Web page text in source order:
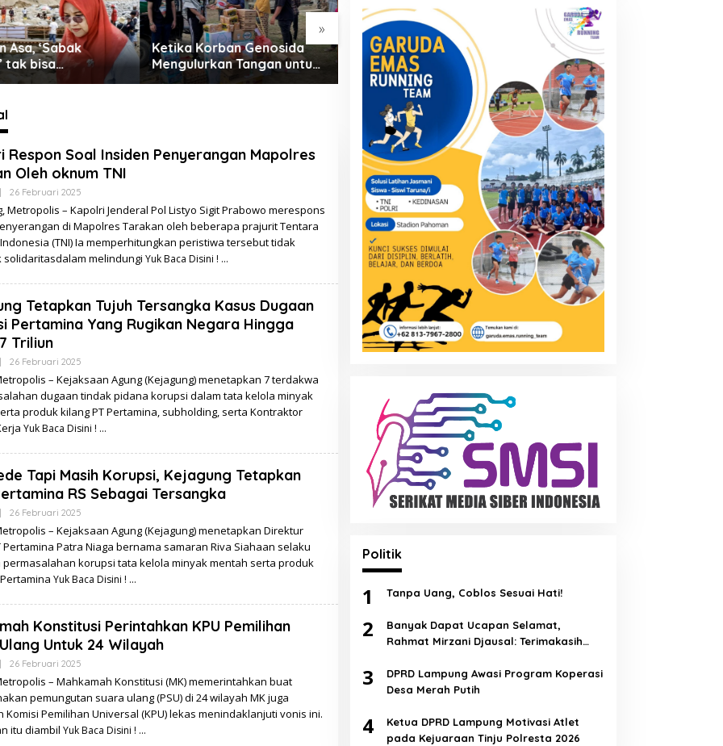
»
Genosida
Tangan untuk
BPJS, Rohan, dan Rojali:
Opera Sunyi di Negeri yang
Ramai Tapi Sepi
Pentingnya Pembentukan
Karakter Generasi di Era
VUCA
Transaksi Crypto Currency:
Siapkah Negara ini ?
Respon Soal Insiden Penyerangan Mapolres
Oleh oknum TNI
| 26 Februari 2025Oleh
Metropolis – Kapolri Jenderal Pol Listyo Sigit Prabowo merespons
di Mapolres Tarakan oleh beberapa prajurit Tentara
(TNI) Ia memperhitungkan peristiwa tersebut tidak
solidaritasdalam melindungi Yuk Baca Disini !
Tetapkan Tujuh Tersangka Kasus Dugaan
Pertamina Yang Rugikan Negara Hingga
Triliun
| 26 Februari 2025Oleh
– Kejaksaan Agung (Kejagung) menetapkan 7 terdakwa
dugaan tindak pidana korupsi dalam tata kelola minyak
produk kilang PT Pertamina, subholding, serta Kontraktor
Yuk Baca Disini !
Tapi Masih Korupsi, Kejagung Tetapkan
RS Sebagai Tersangka
| 26 Februari 2025Oleh
– Kejaksaan Agung (Kejagung) menetapkan Direktur
Pertamina Patra Niaga bernama samaran Riva Siahaan selaku
korupsi tata kelola minyak mentah serta produk
Yuk Baca Disini !
Konstitusi Perintahkan KPU Pemilihan
Untuk 24 Wilayah
| 26 Februari 2025Oleh
– Mahkamah Konstitusi (MK) memerintahkan buat
pemungutan suara ulang (PSU) di 24 wilayah MK juga
Komisi Pemilihan Universal (KPU) lekas menindaklanjuti vonis ini.
itu diambil Yuk Baca Disini !
Politik
1 Tanpa Uang, Coblos Sesuai Hati!
2
Banyak Dapat Ucapan Selamat,
Rahmat Mirzani Djausal: Terimakasih
3
DPRD Lampung Awasi Program Koperasi
Desa Merah Putih
4
Ketua DPRD Lampung Motivasi Atlet
pada Kejuaraan Tinju Polresta 2026